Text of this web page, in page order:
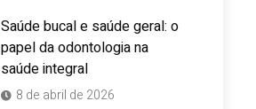
Saúde bucal e saúde geral: o
papel da odontologia na
saúde integral
8 de abril de 2026